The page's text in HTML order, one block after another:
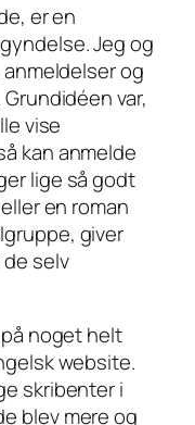
er en
Jeg og
og
var,
vise
kan anmelde
lige så godt
en roman
giver
selv
noget helt
website.
skribenter i
blev mere og